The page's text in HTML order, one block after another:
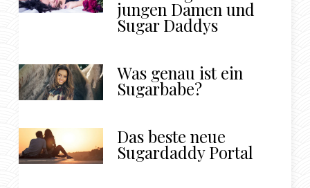
jungen Damen und
Sugar Daddys
Was genau ist ein
Sugarbabe?
Das beste neue
Sugardaddy Portal